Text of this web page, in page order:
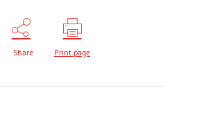
Share Print page